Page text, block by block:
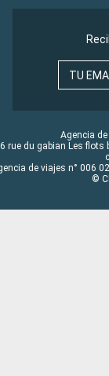
TU
Agencia
rue du gabian Les flots
de viajes n° 006
©